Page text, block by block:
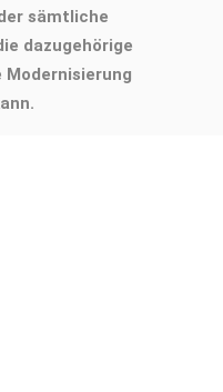
sämtliche
dazugehörige